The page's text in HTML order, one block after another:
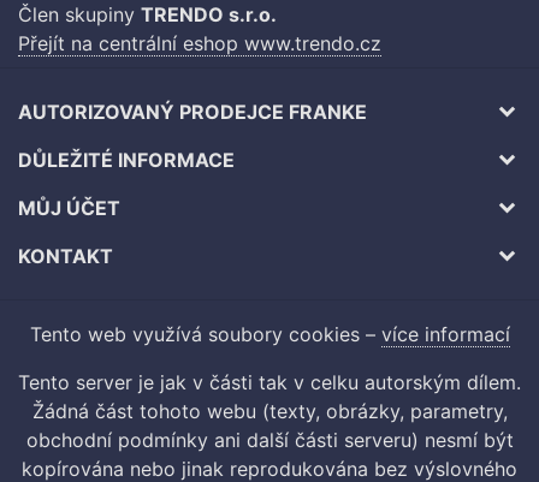
Člen skupiny TRENDO s.r.o.
Přejít na centrální eshop www.trendo.cz
AUTORIZOVANÝ PRODEJCE FRANKE
DŮLEŽITÉ INFORMACE
MŮJ ÚČET
KONTAKT
Tento web využívá soubory cookies – více informací
Tento server je jak v části tak v celku autorským dílem.
Žádná část tohoto webu (texty, obrázky, parametry,
obchodní podmínky ani další části serveru) nesmí být
kopírována nebo jinak reprodukována bez výslovného